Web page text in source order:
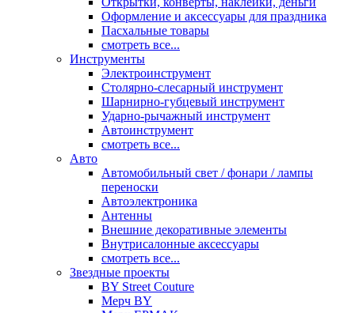
Оформление и аксессуары для праздника
Пасхальные товары
смотреть все...
Инструменты
Электроинструмент
Столярно-слесарный инструмент
Шарнирно-губцевый инструмент
Ударно-рычажный инструмент
Автоинструмент
смотреть все...
Авто
Автомобильный свет / фонари / лампы
переноски
Автоэлектроника
Антенны
Внешние декоративные элементы
Внутрисалонные аксессуары
смотреть все...
Звездные проекты
BY Street Couture
Мерч BY